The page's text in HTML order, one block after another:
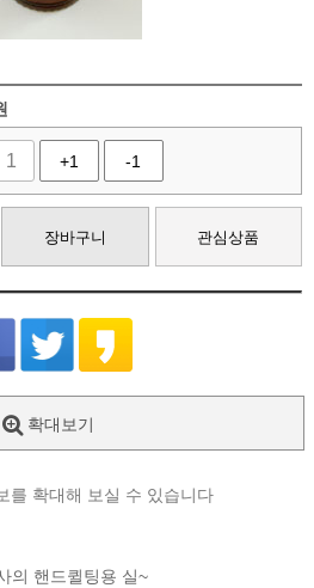
+1 -1
장바구니 관심상품
확대보기
를 확대해 보실 수 있습니다
의 핸드퀼팅용 실~